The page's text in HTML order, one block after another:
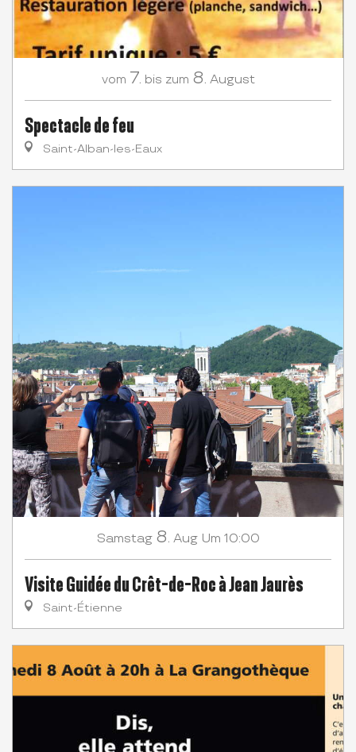
vom 7. bis zum 8. August
Spectacle de feu
Saint-Alban-les-Eaux
Samstag 8. Aug Um 10:00
Visite Guidée du Crêt-de-Roc à Jean Jaurès
Saint-Étienne